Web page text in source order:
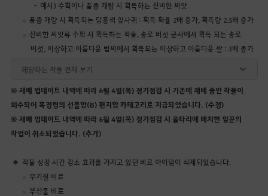
예시) 수확이나 품종 개량 시 획득하는 신비한 씨앗
품종 개량 시 획득되는 담홍색 잎사귀 : 획득 확률 2배 증가, 획득량 2.5배 증가
신비한 씨앗류 수확 시 획득하는 작물, 송로 버섯 균사에서 획득 되는 송로
버섯, 이상하고 아름다운 볍씨에서 획득되는 이상하고 아름다운 쌀 : 3배 증가
해당하는 작물 전체 보기
※ 재배 업데이트 내역에 따라 6월 4일(목) 정기점검 시 기존에 재배 중인 작물이
회수되어 흑정령의 선물함(B) 편지함 카테고리로 지급되었습니다. (수정)
※ 재배 업데이트 내역에 따라 6월 4일(목) 정기점검 시 울타리에 배치한 일꾼의
작업이 취소되었습니다. (추가)
작물 성장 시간 감소 효과를 가지고 있던 비료 아이템이 삭제되었습니다.
무기질 비료
부산물 비료